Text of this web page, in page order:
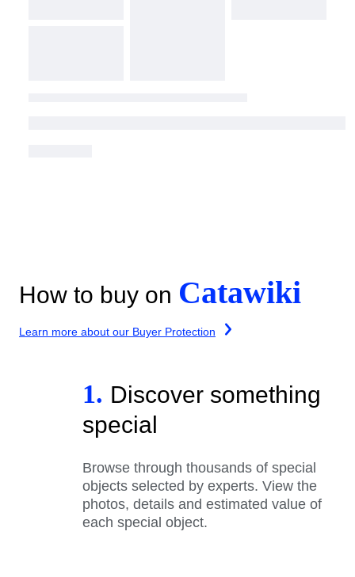
How to buy on Catawiki
Learn more about our Buyer Protection
1. Discover something
special
Browse through thousands of special
objects selected by experts. View the
photos, details and estimated value of
each special object.